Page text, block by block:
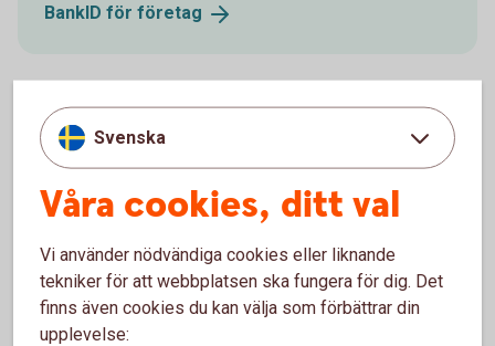
BankID för företag
Så här fungerar BankID på kort och BankID på fil
Pris
Spärra BankID
Säkerhet på internet
Svenska
Våra cookies, ditt val
Vi använder nödvändiga cookies eller liknande
tekniker för att webbplatsen ska fungera för dig. Det
finns även cookies du kan välja som förbättrar din
upplevelse: